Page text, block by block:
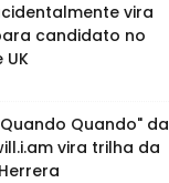
vira
candidato no
UK
Quando" da
vira trilha da